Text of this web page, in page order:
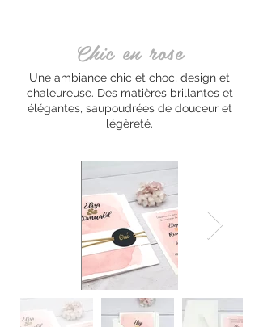
Chic en rose
Une ambiance chic et choc, design et
chaleureuse. Des matières brillantes et
élégantes, saupoudrées de douceur et
légèreté.